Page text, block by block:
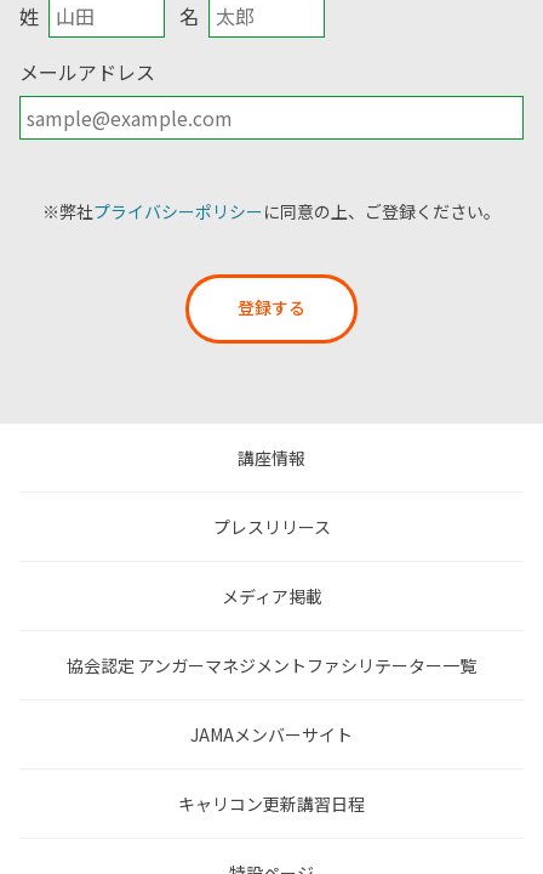
姓
名
メールアドレス
※弊社プライバシーポリシーに同意の上、ご登録ください。
登録する
講座情報
プレスリリース
メディア掲載
協会認定 アンガーマネジメントファシリテーター一覧
JAMAメンバーサイト
キャリコン更新講習日程